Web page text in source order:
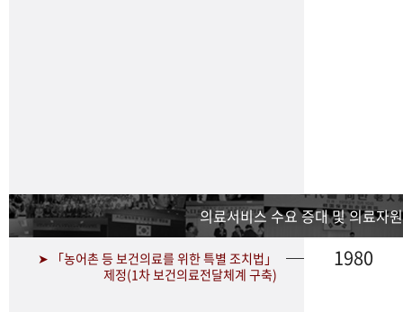
의료서비스 수요 증대 및 의료자
➤ 「농어촌 등 보건의료를 위한 특별 조치법」
제정(1차 보건의료전달체계 구축)
1980